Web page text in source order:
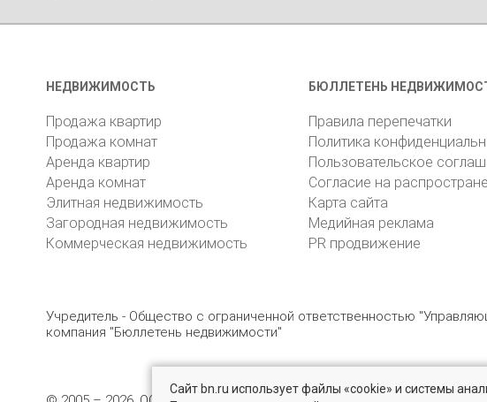
НЕДВИЖИМОСТЬ
Продажа квартир
Продажа комнат
Аренда квартир
Аренда комнат
Элитная недвижимость
Загородная недвижимость
Коммерческая недвижимость
БЮЛЛЕТЕНЬ
Правила перепечатки
Политика
Пользовательское
Согласие на
Карта сайта
Медийная реклама
PR продвижение
Учредитель - Общество с ограниченной ответственностью
компания "Бюллетень недвижимости"
Сайт bn.ru использует файлы «cookie» и системы